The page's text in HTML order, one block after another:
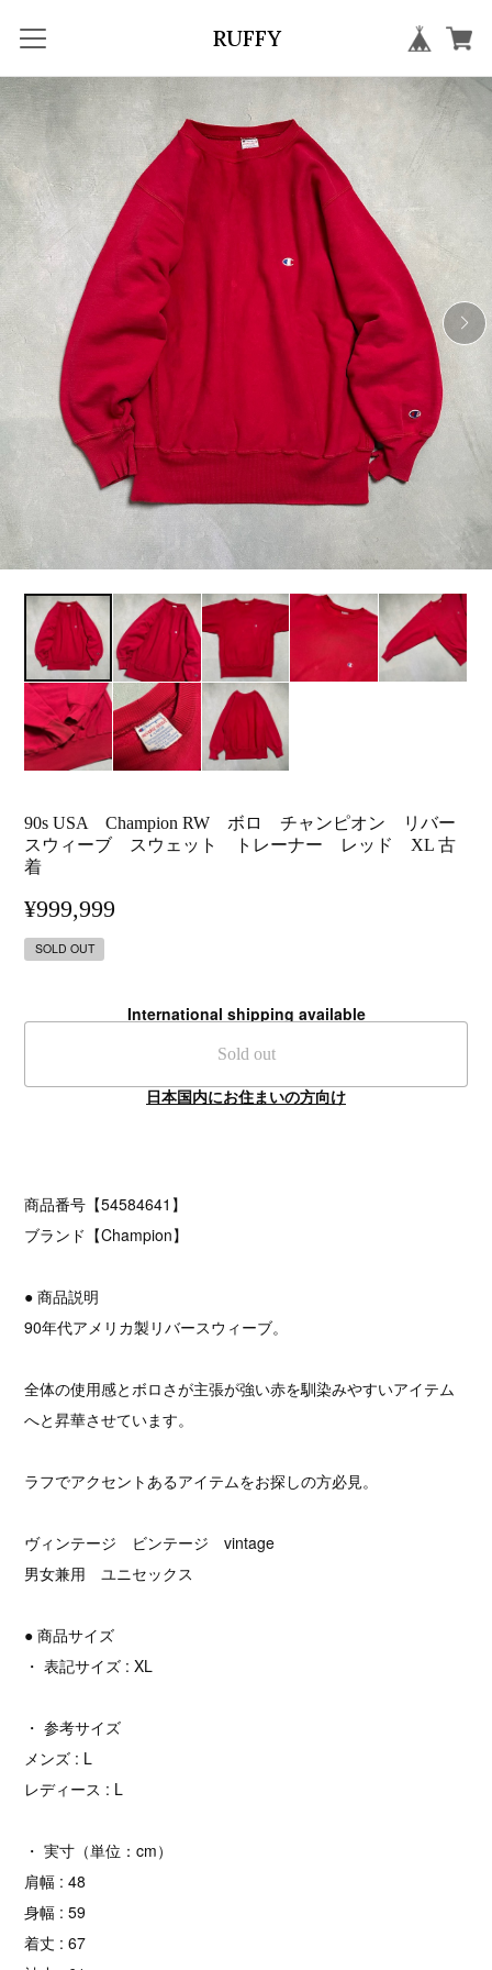
RUFFY
90s USA Champion RW ボロ チャンピオン リバー
スウィーブ スウェット トレーナー レッド XL 古
着
¥999,999
SOLD OUT
International shipping available
Sold out
日本国内にお住まいの方向け
商品番号【54584641】
ブランド【Champion】
● 商品説明
90年代アメリカ製リバースウィーブ。
全体の使用感とボロさが主張が強い赤を馴染みやすいアイテム
へと昇華させています。
ラフでアクセントあるアイテムをお探しの方必見。
ヴィンテージ ビンテージ vintage
男女兼用 ユニセックス
● 商品サイズ
・ 表記サイズ : XL
・ 参考サイズ
メンズ : L
レディース : L
・ 実寸（単位：cm）
肩幅 : 48
身幅 : 59
着丈 : 67